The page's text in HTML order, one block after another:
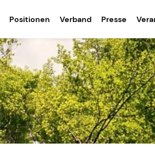
Positionen Verband Presse